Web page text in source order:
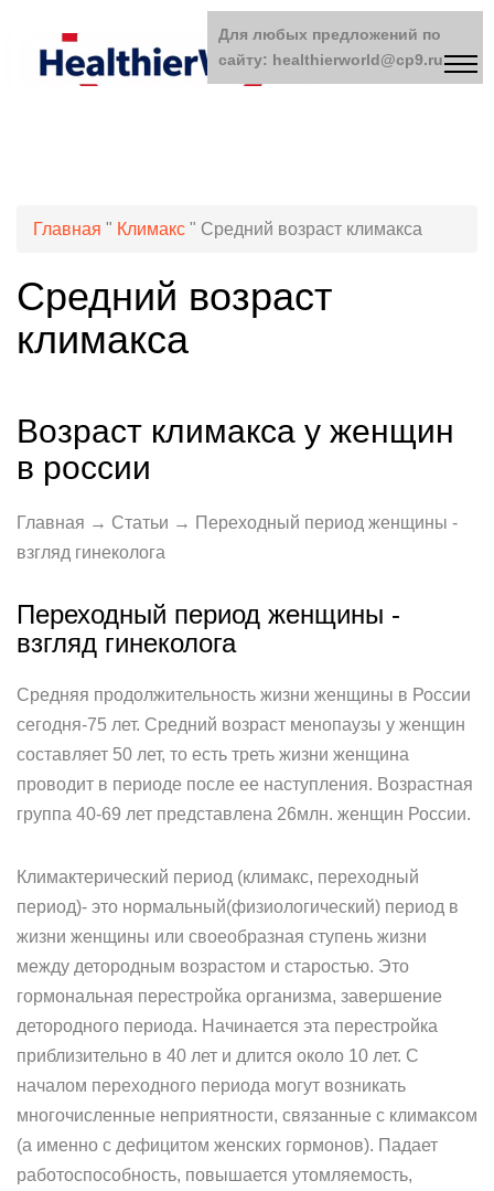
Главная " Климакс " Средний возраст климакса
Средний возраст
климакса
Возраст климакса у женщин
в россии
Главная → Статьи → Переходный период женщины -
взгляд гинеколога
Переходный период женщины -
взгляд гинеколога
Средняя продолжительность жизни женщины в России
сегодня-75 лет. Средний возраст менопаузы у женщин
составляет 50 лет, то есть треть жизни женщина
проводит в периоде после ее наступления. Возрастная
группа 40-69 лет представлена 26млн. женщин России.
Климактерический период (климакс, переходный
период)- это нормальный(физиологический) период в
жизни женщины или своеобразная ступень жизни
между детородным возрастом и старостью. Это
гормональная перестройка организма, завершение
детородного периода. Начинается эта перестройка
приблизительно в 40 лет и длится около 10 лет. С
началом переходного периода могут возникать
многочисленные неприятности, связанные с климаксом
(а именно с дефицитом женских гормонов). Падает
работоспособность, повышается утомляемость,
Для любых предложений по
сайту: healthierworld@cp9.ru